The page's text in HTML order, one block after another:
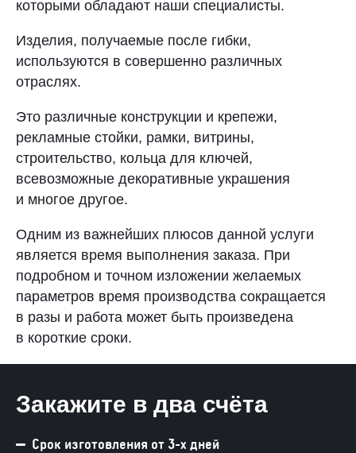
которыми обладают наши специалисты.
Изделия, получаемые после гибки,
используются в совершенно различных
отраслях.
Это различные конструкции и крепежи,
рекламные стойки, рамки, витрины,
строительство, кольца для ключей,
всевозможные декоративные украшения
и многое другое.
Одним из важнейших плюсов данной услуги
является время выполнения заказа. При
подробном и точном изложении желаемых
параметров время производства сокращается
в разы и работа может быть произведена
в короткие сроки.
Закажите в два счёта
Срок изготовления от 3-х дней